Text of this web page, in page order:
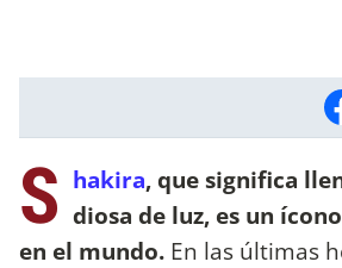
S hakira, que significa
diosa de luz, es un
en el mundo. En las últimas